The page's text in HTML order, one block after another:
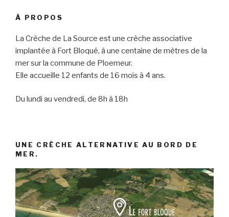
À PROPOS
La Crèche de La Source est une crèche associative
implantée à Fort Bloqué, à une centaine de mètres de la
mer sur la commune de Ploemeur.
Elle accueille 12 enfants de 16 mois à 4 ans.
Du lundi au vendredi, de 8h à 18h
UNE CRÈCHE ALTERNATIVE AU BORD DE
MER.